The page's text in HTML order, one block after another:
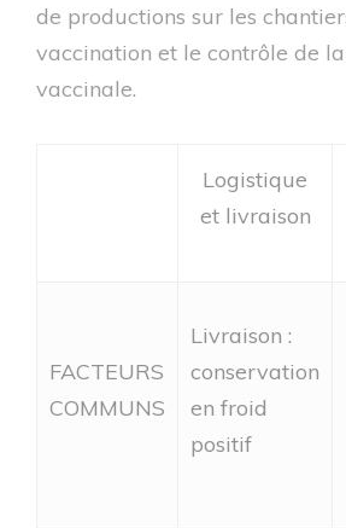
de productions sur les
vaccination et le contrôle de
vaccinale.
Logistique
et livraison
FACTEURS
COMMUNS
Livraison :
conservation
en froid
positif